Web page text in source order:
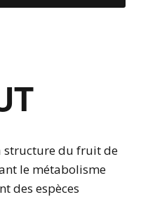
structure du fruit de
le métabolisme
des espèces